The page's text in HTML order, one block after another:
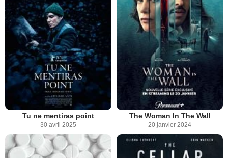
Tu ne mentiras point
30 avril 2025
The Woman In The Wall
20 janvier 2024